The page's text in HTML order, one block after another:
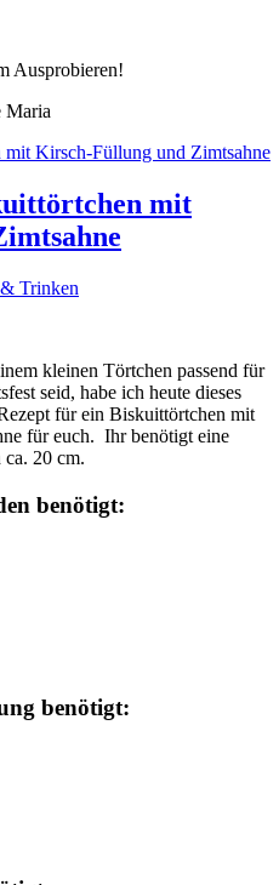
Ausprobieren!
Maria
mit
Trinken
kleinen Törtchen passend für
seid, habe ich heute dieses
für ein Biskuittörtchen mit
für euch. Ihr benötigt eine
20 cm.
benötigt:
benötigt: